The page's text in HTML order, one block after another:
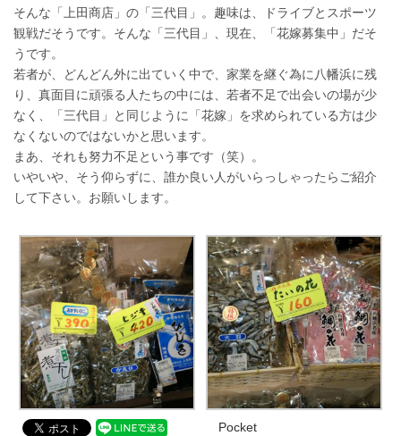
そんな「上田商店」の「三代目」。趣味は、ドライブとスポーツ
観戦だそうです。そんな「三代目」、現在、「花嫁募集中」だそ
うです。
若者が、どんどん外に出ていく中で、家業を継ぐ為に八幡浜に残
り、真面目に頑張る人たちの中には、若者不足で出会いの場が少
なく、「三代目」と同じように「花嫁」を求められている方は少
なくないのではないかと思います。
まあ、それも努力不足という事です（笑）。
いやいや、そう仰らずに、誰か良い人がいらっしゃったらご紹介
して下さい。お願いします。
Pocket